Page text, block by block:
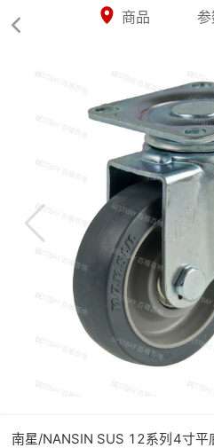

 商品
南星/NANSIN SUS 12系列4寸平